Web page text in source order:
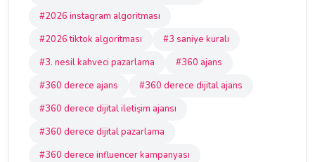
#2026 instagram algoritması
#2026 tiktok algoritması
#3 saniye kuralı
#3. nesil kahveci pazarlama
#360 ajans
#360 derece ajans
#360 derece dijital ajans
#360 derece dijital iletişim ajansı
#360 derece dijital pazarlama
#360 derece influencer kampanyası